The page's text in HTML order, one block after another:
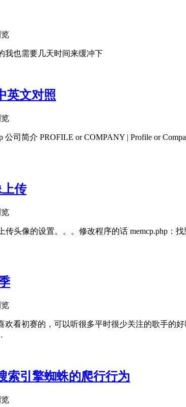
我也需要几天时间来缓冲下
英文对照
公司简介 PROFILE or COMPANY | Profile or
上传
头像的设置。。。修改程序的话 memcp.php：找
欢看初赛的，可以听很多平时很少关注的歌手的
索引擎蜘蛛的爬行行为